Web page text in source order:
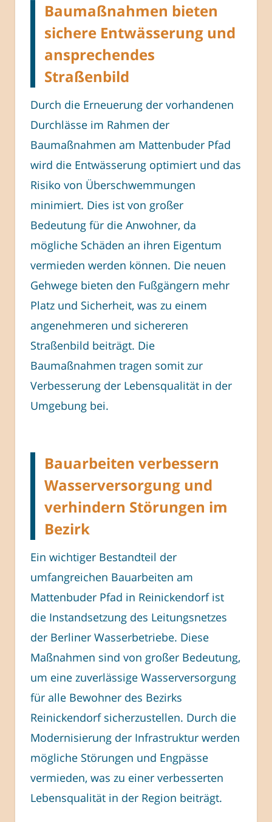
Baumaßnahmen bieten
sichere Entwässerung und
ansprechendes
Straßenbild
Durch die Erneuerung der vorhandenen
Durchlässe im Rahmen der
Baumaßnahmen am Mattenbuder Pfad
wird die Entwässerung optimiert und das
Risiko von Überschwemmungen
minimiert. Dies ist von großer
Bedeutung für die Anwohner, da
mögliche Schäden an ihren Eigentum
vermieden werden können. Die neuen
Gehwege bieten den Fußgängern mehr
Platz und Sicherheit, was zu einem
angenehmeren und sichereren
Straßenbild beiträgt. Die
Baumaßnahmen tragen somit zur
Verbesserung der Lebensqualität in der
Umgebung bei.
Bauarbeiten verbessern
Wasserversorgung und
verhindern Störungen im
Bezirk
Ein wichtiger Bestandteil der
umfangreichen Bauarbeiten am
Mattenbuder Pfad in Reinickendorf ist
die Instandsetzung des Leitungsnetzes
der Berliner Wasserbetriebe. Diese
Maßnahmen sind von großer Bedeutung,
um eine zuverlässige Wasserversorgung
für alle Bewohner des Bezirks
Reinickendorf sicherzustellen. Durch die
Modernisierung der Infrastruktur werden
mögliche Störungen und Engpässe
vermieden, was zu einer verbesserten
Lebensqualität in der Region beiträgt.